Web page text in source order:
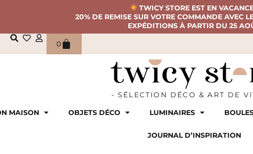
TWICY STORE EST EN
20% DE REMISE SUR VOTRE COMMANDE AVEC
EXPÉDITIONS À PARTIR DU 25
0
- SÉLECTION DÉCO & ART DE
MAISON OBJETS DÉCO LUMINAIRES
JOURNAL D’INSPIRATION